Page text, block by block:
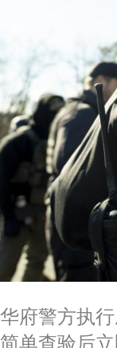
华府警方执
简单查验后